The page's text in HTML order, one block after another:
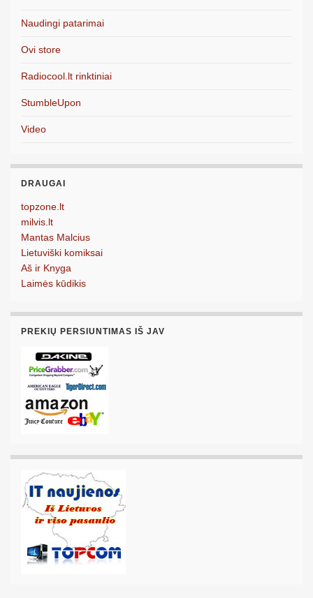
Naudingi patarimai
Ovi store
Radiocool.lt rinktiniai
StumbleUpon
Video
DRAUGAI
topzone.lt
milvis.lt
Mantas Malcius
Lietuviški komiksai
Aš ir Knyga
Laimės kūdikis
PREKIŲ PERSIUNTIMAS IŠ JAV